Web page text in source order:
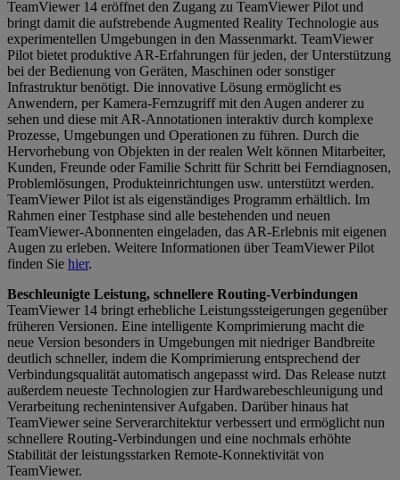
TeamViewer 14 eröffnet den Zugang zu TeamViewer Pilot und
bringt damit die aufstrebende Augmented Reality Technologie aus
experimentellen Umgebungen in den Massenmarkt. TeamViewer
Pilot bietet produktive AR-Erfahrungen für jeden, der Unterstützung
bei der Bedienung von Geräten, Maschinen oder sonstiger
Infrastruktur benötigt. Die innovative Lösung ermöglicht es
Anwendern, per Kamera-Fernzugriff mit den Augen anderer zu
sehen und diese mit AR-Annotationen interaktiv durch komplexe
Prozesse, Umgebungen und Operationen zu führen. Durch die
Hervorhebung von Objekten in der realen Welt können Mitarbeiter,
Kunden, Freunde oder Familie Schritt für Schritt bei Ferndiagnosen,
Problemlösungen, Produkteinrichtungen usw. unterstützt werden.
TeamViewer Pilot ist als eigenständiges Programm erhältlich. Im
Rahmen einer Testphase sind alle bestehenden und neuen
TeamViewer-Abonnenten eingeladen, das AR-Erlebnis mit eigenen
Augen zu erleben. Weitere Informationen über TeamViewer Pilot
finden Sie hier.
Beschleunigte Leistung, schnellere Routing-Verbindungen
TeamViewer 14 bringt erhebliche Leistungssteigerungen gegenüber
früheren Versionen. Eine intelligente Komprimierung macht die
neue Version besonders in Umgebungen mit niedriger Bandbreite
deutlich schneller, indem die Komprimierung entsprechend der
Verbindungsqualität automatisch angepasst wird. Das Release nutzt
außerdem neueste Technologien zur Hardwarebeschleunigung und
Verarbeitung rechenintensiver Aufgaben. Darüber hinaus hat
TeamViewer seine Serverarchitektur verbessert und ermöglicht nun
schnellere Routing-Verbindungen und eine nochmals erhöhte
Stabilität der leistungsstarken Remote-Konnektivität von
TeamViewer.